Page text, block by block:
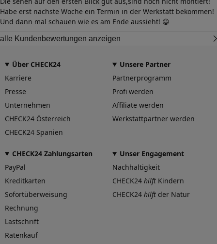
Habe erst nächste Woche ein Termin in der Werkstatt bekommen!
Und dann mal schauen wie es am Ende aussieht! 😀
alle Kundenbewertungen anzeigen
Über CHECK24
Karriere
Presse
Unternehmen
CHECK24 Österreich
CHECK24 Spanien
Unsere Partner
Partnerprogramm
Profi werden
Affiliate werden
Werkstattpartner werden
CHECK24 Zahlungsarten
PayPal
Kreditkarten
Sofortüberweisung
Rechnung
Lastschrift
Ratenkauf
Unser Engagement
Nachhaltigkeit
CHECK24 hilft Kindern
CHECK24 hilft der Natur